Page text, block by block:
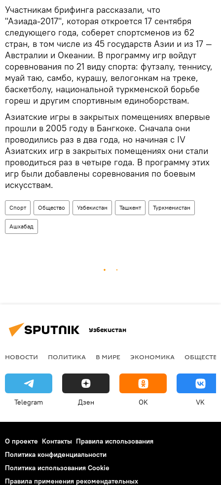
Участникам брифинга рассказали, что
"Азиада-2017", которая откроется 17 сентября
следующего года, соберет спортсменов из 62
стран, в том числе из 45 государств Азии и из 17 —
Австралии и Океании. В программу игр войдут
соревнования по 21 виду спорта: футзалу, теннису,
муай таю, самбо, курашу, велогонкам на треке,
баскетболу, национальной туркменской борьбе
гореш и другим спортивным единоборствам.
Азиатские игры в закрытых помещениях впервые
прошли в 2005 году в Бангкоке. Сначала они
проводились раз в два года, но начиная с IV
Азиатских игр в закрытых помещениях они стали
проводиться раз в четыре года. В программу этих
игр были добавлены соревнования по боевым
искусствам.
Спорт Общество Узбекистан Ташкент Туркменистан
Ашхабад
Узбекистан
НОВОСТИ ПОЛИТИКА В МИРЕ ЭКОНОМИКА
Telegram Дзен OK VK
О проекте Контакты Правила использования
Политика конфиденциальности
Политика использования Cookie
Правила применения рекомендательных